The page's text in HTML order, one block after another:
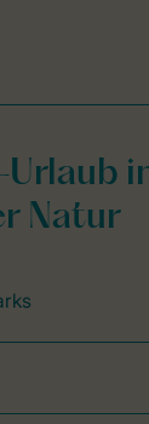
Urlaub
Natur